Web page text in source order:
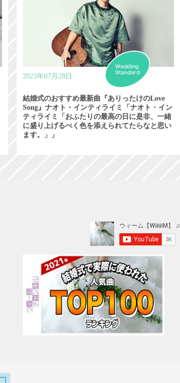
2023年07月28日
結婚式のおすすめ最新曲『ありったけのLove
Song』ナオト・インティライミ「ナオト・イン
ティライミ「おふたりの最高の日に是非、一緒
に盛り上げるべく色を添えられてたらなと思い
ます。」」